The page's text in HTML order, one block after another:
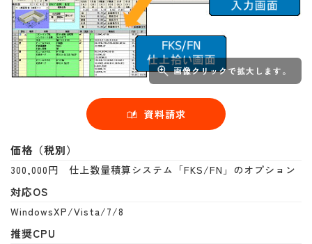
画像クリックで拡大します。
資料請求
価格（税別）
300,000円 仕上数量積算システム「FKS/FN」のオプション
対応OS
WindowsXP/Vista/7/8
推奨CPU